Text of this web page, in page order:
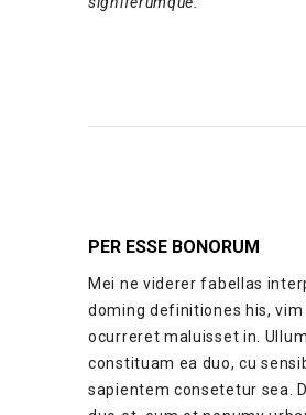
PER ESSE BONORUM
Mei ne viderer fabellas
doming definitiones his, vim
ocurreret maluisset in.
constituam ea duo, cu
sapientem consetetur sea.